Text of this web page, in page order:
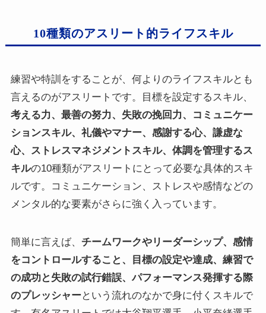
10種類のアスリート的ライフスキル
練習や特訓をすることが、何よりのライフスキルとも
言えるのがアスリートです。目標を設定するスキル、
考える力、最善の努力、失敗の挽回力、コミュニケー
ションスキル、礼儀やマナー、感謝する心、謙虚な
心、ストレスマネジメントスキル、体調を管理するス
キルの10種類がアスリートにとって必要な具体的スキ
ルです。コミュニケーション、ストレスや感情などの
メンタル的な要素がさらに強く入っています。
簡単に言えば、 チームワークやリーダーシップ、感情
をコントロールすること、目標の設定や達成、練習で
の成功と失敗の試行錯誤、パフォーマンス発揮する際
のプレッシャーという流れのなかで身に付くスキルで